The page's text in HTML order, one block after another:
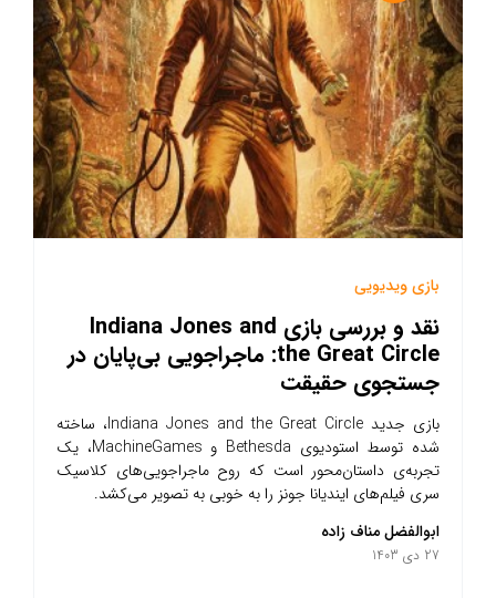
بازی ویدیویی
نقد و بررسی بازی Indiana Jones and
the Great Circle: ماجراجویی بی‌پایان در
جستجوی حقیقت
بازی جدید Indiana Jones and the Great Circle، ساخته
شده توسط استودیوی Bethesda و MachineGames، یک
تجربه‌ی داستان‌محور است که روح ماجراجویی‌های کلاسیک
سری فیلم‌های ایندیانا جونز را به خوبی به تصویر می‌کشد.
ابوالفضل مناف زاده
27 دی 1403